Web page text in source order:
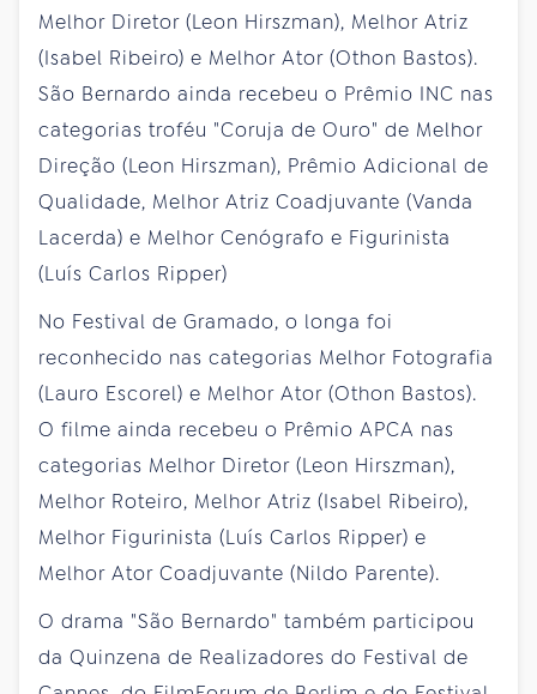
Melhor Diretor (Leon Hirszman), Melhor Atriz
(Isabel Ribeiro) e Melhor Ator (Othon Bastos).
São Bernardo ainda recebeu o Prêmio INC nas
categorias troféu "Coruja de Ouro" de Melhor
Direção (Leon Hirszman), Prêmio Adicional de
Qualidade, Melhor Atriz Coadjuvante (Vanda
Lacerda) e Melhor Cenógrafo e Figurinista
(Luís Carlos Ripper)
No Festival de Gramado, o longa foi
reconhecido nas categorias Melhor Fotografia
(Lauro Escorel) e Melhor Ator (Othon Bastos).
O filme ainda recebeu o Prêmio APCA nas
categorias Melhor Diretor (Leon Hirszman),
Melhor Roteiro, Melhor Atriz (Isabel Ribeiro),
Melhor Figurinista (Luís Carlos Ripper) e
Melhor Ator Coadjuvante (Nildo Parente).
O drama "São Bernardo" também participou
da Quinzena de Realizadores do Festival de